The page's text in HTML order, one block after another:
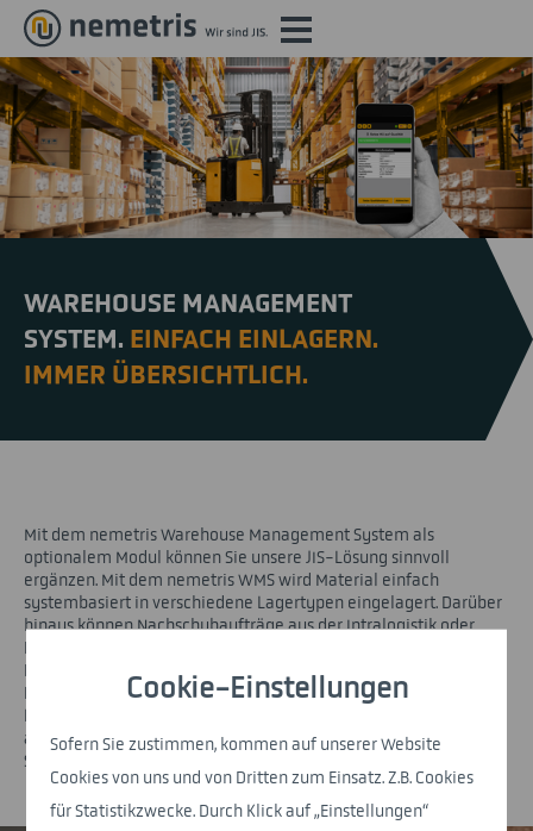
Cookie-Einstellungen
Sofern Sie zustimmen, kommen auf unserer Website
Cookies von uns und von Dritten zum Einsatz. Z.B. Cookies
für Statistikzwecke. Durch Klick auf „Einstellungen“
WAREHOUSE MANAGEMENT
SYSTEM. EINFACH EINLAGERN.
IMMER ÜBERSICHTLICH.
Mit dem nemetris Warehouse Management System als
optionalem Modul können Sie unsere JIS-Lösung sinnvoll
ergänzen. Mit dem nemetris WMS wird Material einfach
systembasiert in verschiedene Lagertypen eingelagert. Darüber
hinaus können Nachschubaufträge aus der Intralogistik oder
Produktion bedient werden. Dabei überwacht die Software die
Einhaltung der FIFO-Regel.
Die Warehouse-Software wird von uns individuell auf Ihre
Lagertypen und Einlagerungsszenarien angepasst. Das System
arbeitet dezentral und kann ohne Abhängigkeiten zu anderen
Systemen betrieben werden.